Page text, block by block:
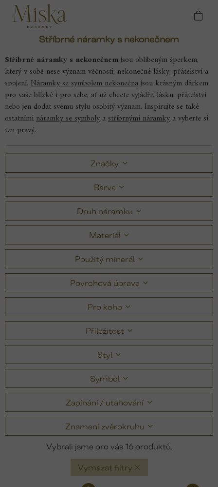
Přejít
obsah
Domů Náramky
nekonečnem
Stříbrné náramky s nekonečnem
Stříbrné náramky s nekonečnemjsou oblíbeným šperkem,
který v sobě nese význam věčnosti, nekonečné lásky, přátelství a
spojení. Náramky se symbolem nekonečnajsou krásným dárkem
pro vaše blízké i pro sebe, ať už chcete vyjádřit lásku, přátelství
nebo jen dodat svému stylu osobitý význam. Inspirujte se také
ostatnímináramky se symboly astříbrnými náramky a vyberte si
ten pravý.
Značky
Barva
Druh náramku
Materiál
Použitý minerál
Povrchová úprava
Pro koho
Příležitost
Styl
Symbol
Zapínání / utahování
Znamení zvěrokruhu
Vymazat filtry
16